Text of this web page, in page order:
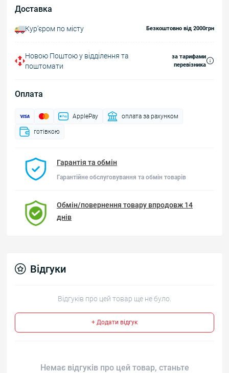
Доставка
Курʼєром по місту Безкоштовно від 2000грн
Новою Поштою у відділення та
поштомати
за тарифами
перевізника
Оплата
ApplePay оплата за рахунком
готівкою
Гарантія та обмін
Гарантійне обслуговування та обмін товарів
Обмін/повернення товару впродовж 14
днів
Відгуки
Відгуків про цей товар ще не було.
+ Додати відгук
Немає відгуків про цей товар, станьте